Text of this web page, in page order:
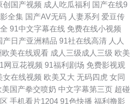
看片网站 人妖性爱大片 自慰五区 avav综合免
无码理论影院 91黄色爆菊 成人超碰碰在线
月花 91精品导航 俺去啦啦电影网 后入美女
站 久久国内精品 日本三级官方网 91豆花国
创国产视频 成人吃瓜福利 国产在线9
全集 国产AV无码 人妻系列 爱豆传
91中文字幕在线 免费在线小视频
产日产亚洲精品 91社在线高清 人人
欧美在线观看 成人三级成人三级 欧美
网豆花视频 91福利剧场 免费影视观
女在线视频 欧美又大 无码四虎 女同
美国产拳交喷奶 中文字幕第三页 超碰
手机看片1204 91色快播 福利撸影